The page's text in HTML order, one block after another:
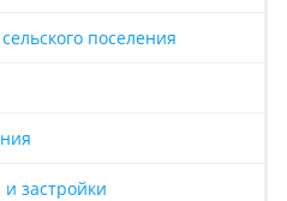
поселения
застройки